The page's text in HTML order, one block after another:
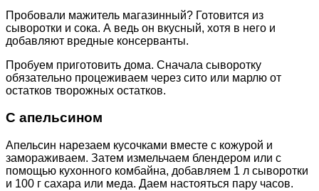
Пробовали мажитель магазинный? Готовится из
сыворотки и сока. А ведь он вкусный, хотя в него и
добавляют вредные консерванты.
Пробуем приготовить дома. Сначала сыворотку
обязательно процеживаем через сито или марлю от
остатков творожных остатков.
С апельсином
Апельсин нарезаем кусочками вместе с кожурой и
замораживаем. Затем измельчаем блендером или с
помощью кухонного комбайна, добавляем 1 л сыворотки
и 100 г сахара или меда. Даем настояться пару часов.